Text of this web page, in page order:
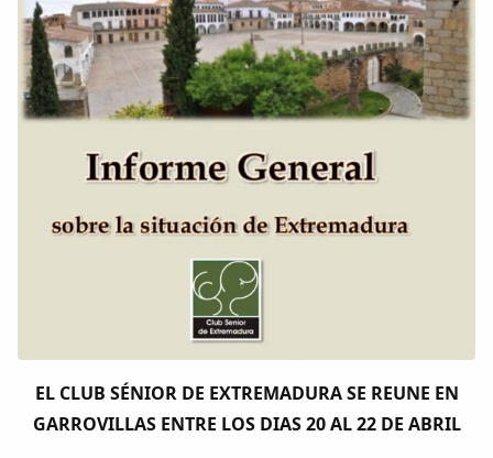
Biblioteca
Periódico Alconétar
Foros
Idiosincrasia
Traductor
Dichos
EL CLUB SÉNIOR DE EXTREMADURA SE REUNE EN
GARROVILLAS ENTRE LOS DIAS 20 AL 22 DE ABRIL